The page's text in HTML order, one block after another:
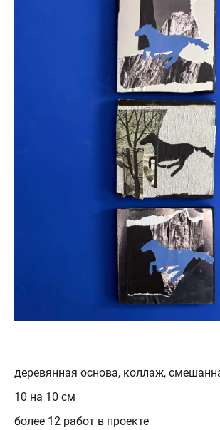
деревянная основа, коллаж,
10 на 10 см
более 12 работ в проекте